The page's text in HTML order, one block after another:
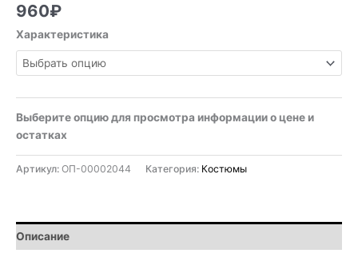
960₽
Характеристика
Выберите опцию для просмотра информации о цене и
остатках
Артикул: ОП-00002044 Категория: Костюмы
Описание